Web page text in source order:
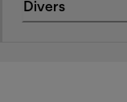
Divers